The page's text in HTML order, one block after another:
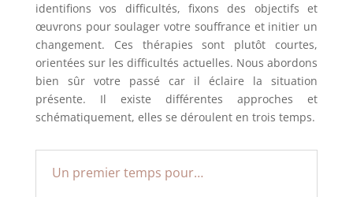
identifions vos difficultés, fixons des objectifs et
œuvrons pour soulager votre souffrance et initier un
changement. Ces thérapies sont plutôt courtes,
orientées sur les difficultés actuelles. Nous abordons
bien sûr votre passé car il éclaire la situation
présente. Il existe différentes approches et
schématiquement, elles se déroulent en trois temps.
Un premier temps pour…